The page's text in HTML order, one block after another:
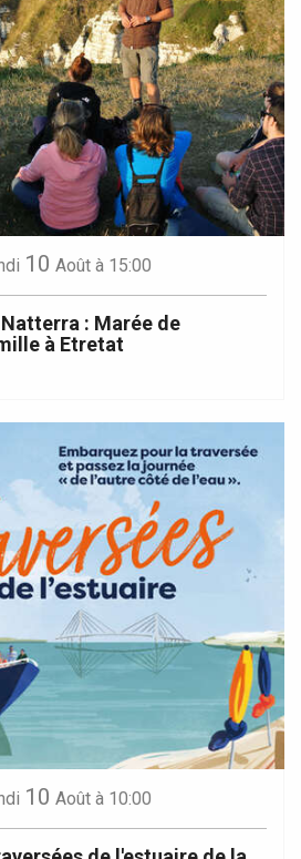
10 Août à 15:00
: Marée de
à Etretat
10 Août à 10:00